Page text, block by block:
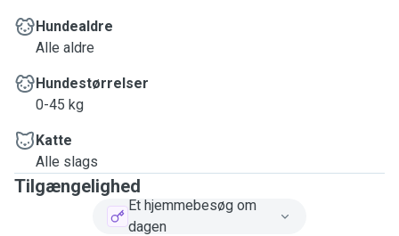
Hundealdre
Alle aldre
Hundestørrelser
0-45 kg
Katte
Alle slags
Tilgængelighed
Et hjemmebesøg om
dagen